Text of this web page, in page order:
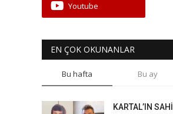
Youtube
EN ÇOK OKUNANLAR
Bu hafta Bu ay
KARTAL’IN